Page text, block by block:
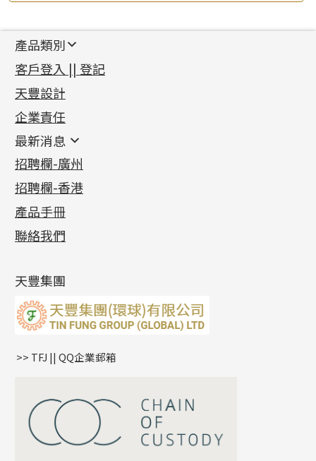
產品類別
新產品
足金系列
足金配件
機織鏈系列
珠仔鏈
镶口链
管狀網鏈
十字車花鏈系列
十字閃O鏈系列
十字錘打鏈系列
側身車花鏈系列
側身鏈系列
雙十字鏈系列
水波鏈系列
蛇骨鏈系列
鏈尾系列
嘴唇鏈系列
S車花鏈系列
珍珠鏈系列
坦克鏈系列
滿天星鏈系列
首飾配件
耳環類配件
卷迫系列
螺絲迫系列
梅花迫系列
平臺迫系列
綫拍系列
美拍系列
耳環扣系列
耳綫/耳鈎系列
耳環爪頭
耳環
鏈類配件
動感車花吊墜
調節珠系列
生圈扣系列
龍蝦扣系列
鴨俐制系列
字母吊墜
相盒吊墜
項鏈吊墜
生肖吊墜
星座吊墜
珠扣
其他類配件
珠盤系列
袖口鈕系列
焊片及鐳射綫
空心車花管
珠類配件
無孔光身珠
空心光身珠
無孔批花珠
鑲口類
四爪頭系列
六爪頭系列
車花片
動感車花片
鑲口戒指
鑲口手鏈系列
首飾系列
手镯系列
戒指系列
空心耳環
空心车花管首饰链
空心手鐲系列
貴金屬原料
千足金
記憶金屬系列
記憶戒指
拉簧珠珠手鏈
記憶鈦手鐲
客戶登入 || 登記
天豐設計
企業責任
最新消息
最新消息
各項證書(2)
相片集(9)
展覽會資訊
最新產品資訊
招聘欄-廣州
招聘欄-香港
產品手冊
聯絡我們
天豐集團
>> TFJ || QQ企業郵箱